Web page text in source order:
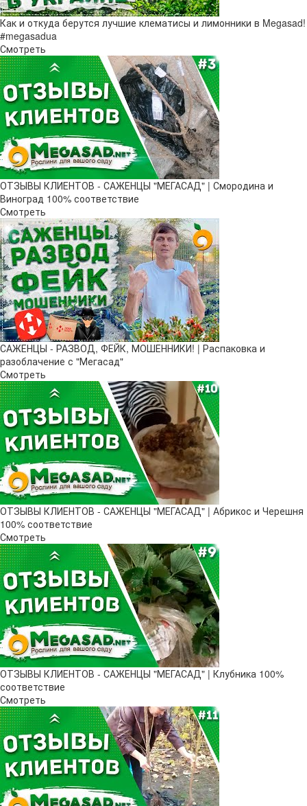
Как и откуда берутся лучшие клематисы и лимонники в Megasad!
#megasadua
Смотреть
ОТЗЫВЫ КЛИЕНТОВ - САЖЕНЦЫ "МЕГАСАД" | Смородина и
Виноград 100% соответствие
Смотреть
САЖЕНЦЫ - РАЗВОД, ФЕЙК, МОШЕННИКИ! | Распаковка и
разоблачение с "Мегасад"
Смотреть
ОТЗЫВЫ КЛИЕНТОВ - САЖЕНЦЫ "МЕГАСАД" | Абрикос и Черешня
100% соответствие
Смотреть
ОТЗЫВЫ КЛИЕНТОВ - САЖЕНЦЫ "МЕГАСАД" | Клубника 100%
соответствие
Смотреть